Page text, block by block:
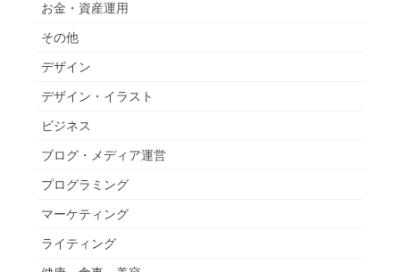
お金・資産運用
その他
デザイン
デザイン・イラスト
ビジネス
ブログ・メディア運営
プログラミング
マーケティング
ライティング